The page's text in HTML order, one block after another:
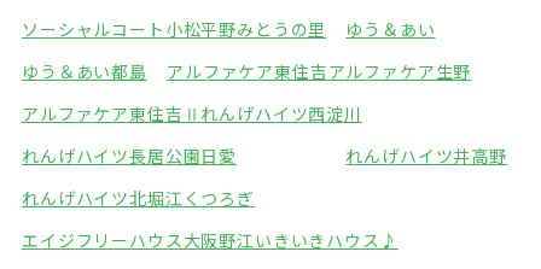
ソーシャルコート小松平野みとうの里
ゆう＆あい
ゆう＆あい都島
アルファケア東住吉アルファケア生野
アルファケア東住吉Ⅱ れんげハイツ西淀川
れんげハイツ長居公園日愛
れんげハイツ井高野
れんげハイツ北堀江 くつろぎ
エイジフリーハウス大阪野江いきいきハウス♪